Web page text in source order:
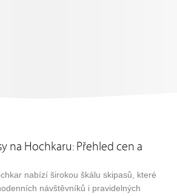
na Hochkaru: Přehled cen a
nabízí širokou škálu skipasů, které
návštěvníků i pravidelných